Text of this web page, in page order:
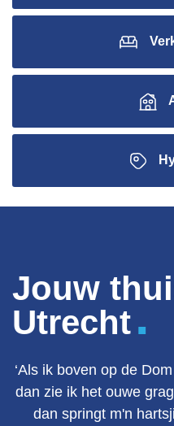
Jouw
Utrecht.
‘Als ik boven op de
dan zie ik het ouwe
dan springt m'n